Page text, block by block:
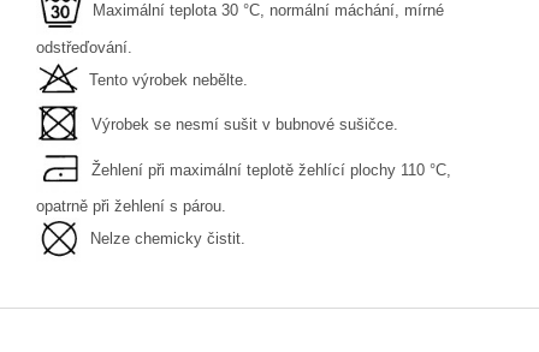
Maximální teplota 30 °C, normální máchání, mírné
odstřeďování.
Tento výrobek nebělte.
Výrobek se nesmí sušit v bubnové sušičce.
Žehlení při maximální teplotě žehlící plochy 110 °C,
opatrně při žehlení s párou.
Nelze chemicky čistit.
Z